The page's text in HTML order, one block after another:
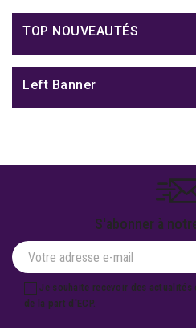
TOP NOUVEAUTÉS
Left Banner
S'abonner à
Je souhaite recevoir des
de la part d'ECP.